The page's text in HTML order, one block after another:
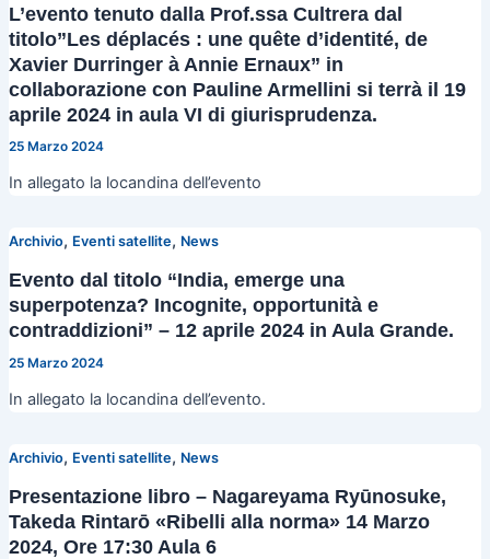
L’evento tenuto dalla Prof.ssa Cultrera dal
titolo”Les déplacés : une quête d’identité, de
Xavier Durringer à Annie Ernaux” in
collaborazione con Pauline Armellini si terrà il 19
aprile 2024 in aula VI di giurisprudenza.
25 Marzo 2024
In allegato la locandina dell’evento
Archivio, Eventi satellite, News
Evento dal titolo “India, emerge una
superpotenza? Incognite, opportunità e
contraddizioni” – 12 aprile 2024 in Aula Grande.
25 Marzo 2024
In allegato la locandina dell’evento.
Archivio, Eventi satellite, News
Presentazione libro – Nagareyama Ryūnosuke,
Takeda Rintarō «Ribelli alla norma» 14 Marzo
2024, Ore 17:30 Aula 6